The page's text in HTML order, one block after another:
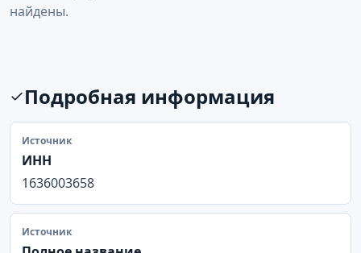
найдены.
Подробная информация
Источник
ИНН
1636003658
Источник